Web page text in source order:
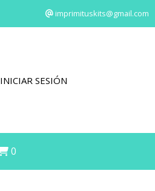
imprimituskits@gmail.com
INICIAR SESIÓN
0